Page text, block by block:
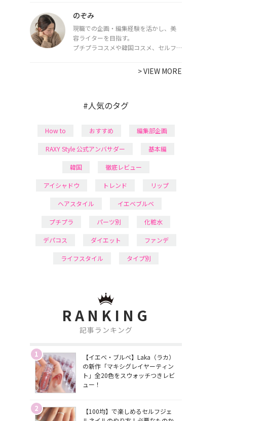
ライターとして活動中。
都内で16タイプパーソナルカラー診
断・顔タイプ診断・骨格診断によるイ
メージコンサルティングも行っていま
のぞみ
現職での企画・編集経験を活かし、美
容ライターを目指す。
プチプラコスメや韓国コスメ、セルフ
で最新情報をチェック。家事や育児の合
間に取り入れられる時短美容テクも実
>VIEW MORE
#人気のタグ
How to おすすめ 編集部企画
RAXY Style 公式アンバサダー 基本編
韓国 徹底レビュー
アイシャドウ トレンド リップ
ヘアスタイル イエベブルベ
プチプラ パーツ別 化粧水
デパコス ダイエット ファンデ
ライフスタイル タイプ別
RANKING
記事ランキング
1
【イエベ・ブルベ】Laka（ラカ）
の新作「マキシグレイヤーティン
ト」全20色をスウォッチつきレビ
ュー！
2
【100均】で楽しめるセルフジェ